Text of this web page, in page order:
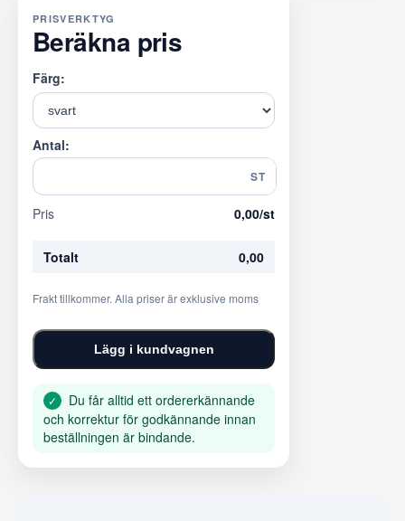
PRISVERKTYG
Beräkna pris
Färg:
Antal:
ST
Pris 0,00/st
Totalt 0,00
Frakt tillkommer. Alla priser är exklusive moms
Lägg i kundvagnen
✓
Du får alltid ett ordererkännande
och korrektur för godkännande innan
beställningen är bindande.